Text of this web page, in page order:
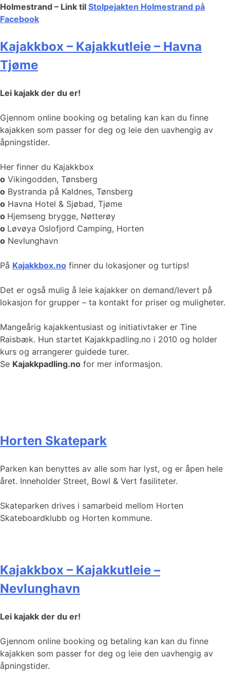
Holmestrand – Link til Stolpejakten Holmestrand på
Facebook
Kajakkbox – Kajakkutleie – Havna
Tjøme
Lei kajakk der du er!
Gjennom online booking og betaling kan kan du finne
kajakken som passer for deg og leie den uavhengig av
åpningstider.
Her finner du Kajakkbox
o Vikingodden, Tønsberg
o Bystranda på Kaldnes, Tønsberg
o Havna Hotel & Sjøbad, Tjøme
o Hjemseng brygge, Nøtterøy
o Løvøya Oslofjord Camping, Horten
o Nevlunghavn
På Kajakkbox.no finner du lokasjoner og turtips!
Det er også mulig å leie kajakker on demand/levert på
lokasjon for grupper – ta kontakt for priser og muligheter.
Mangeårig kajakkentusiast og initiativtaker er Tine
Raisbæk. Hun startet Kajakkpadling.no i 2010 og holder
kurs og arrangerer guidede turer.
Se Kajakkpadling.no for mer informasjon.
Horten Skatepark
Parken kan benyttes av alle som har lyst, og er åpen hele
året. Inneholder Street, Bowl & Vert fasiliteter.
Skateparken drives i samarbeid mellom Horten
Skateboardklubb og Horten kommune.
Kajakkbox – Kajakkutleie –
Nevlunghavn
Lei kajakk der du er!
Gjennom online booking og betaling kan kan du finne
kajakken som passer for deg og leie den uavhengig av
åpningstider.